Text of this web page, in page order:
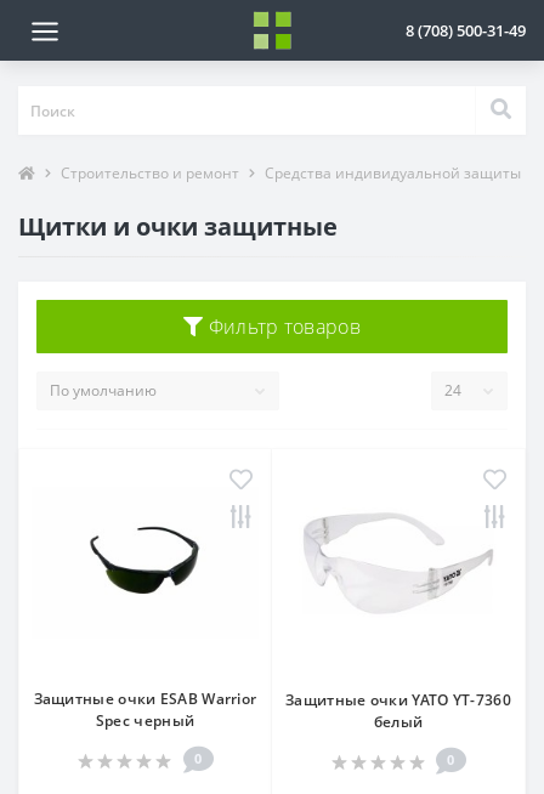
8 (708) 500-31-49
Строительство и ремонт Cредства индивидуальной защиты
Щитки и очки защитные
Фильтр товаров
Защитные очки ESAB Warrior
Spec черный
0
Защитные очки YATO YT-7360
белый
0